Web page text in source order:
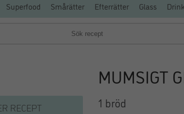
Superfood Smårätter Efterrätter Glass
RECEPT
MUMSIGT
1 bröd